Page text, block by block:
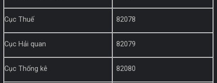
Cục Thuế 82078
Cục Hải quan 82079
Cục Thống kê 82080